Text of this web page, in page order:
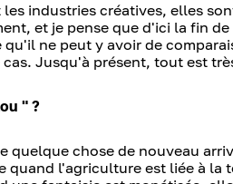
industries créatives, elles
et je pense que d'ici la fin
ne peut y avoir de
Jusqu'à présent, tout est
" ?
quelque chose de nouveau
l'agriculture est liée à la